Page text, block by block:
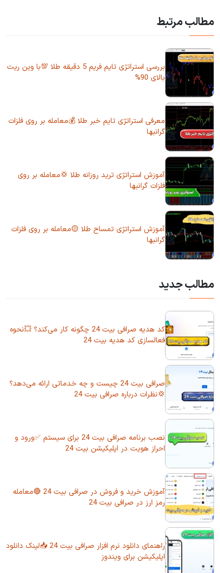
مطالب مرتبط
بررسی استراتژی تایم فریم 5 دقیقه طلا 💯با وین ریت
بالای 90%
معرفی استراتژی تایم خبر طلا 💰معامله بر روی فلزات
گرانبها
آموزش استراتژی ترید روزانه طلا 💢معامله بر روی
فلزات گرانبها
آموزش استراتژی تمساح طلا 🟡معامله بر روی فلزات
گرانبها
مطالب جدید
کد هدیه صرافی بیت 24 چگونه کار می‌کند؟ 💥نحوه
فعالسازی کد هدیه بیت 24
صرافی بیت 24 چیست و چه خدماتی ارائه می‌دهد؟
💢نظرات درباره صرافی بیت 24
نصب برنامه صرافی بیت 24 برای سیستم ✅ورود و
احراز هویت در اپلیکیشن بیت 24
آموزش خرید و فروش در صرافی بیت 24 🔴معامله
رمز ارز در صرافی بیت 24
راهنمای دانلود نرم افزار صرافی بیت 24 📥لینک دانلود
اپلیکیشن برای ویندوز